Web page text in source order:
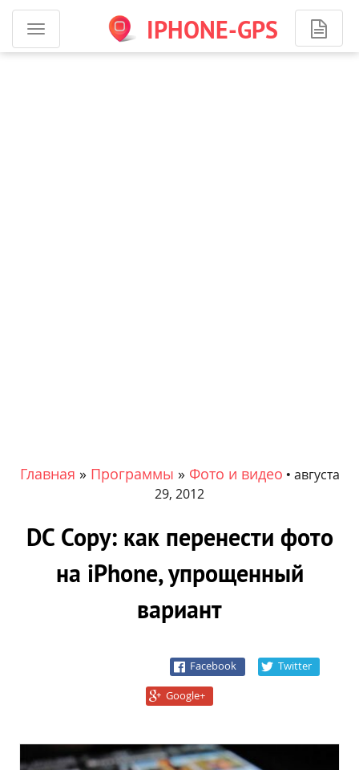
Программы
для
IPHONE-GPS
Главная » Программы » Фото и видео • августа
29, 2012
DC Copy: как перенести фото
на iPhone, упрощенный
вариант
Facebook Twitter
Google+